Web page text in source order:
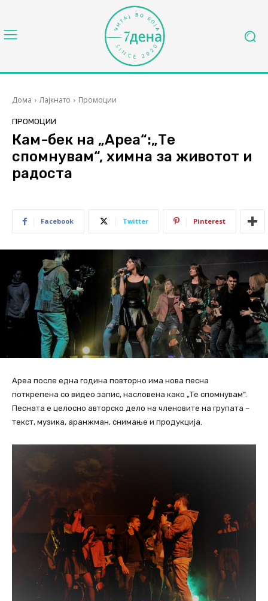
Дома Лајкнато Промоции
ПРОМОЦИИ
Кам-бек на „Ареа“:„Те
спомнувам“, химна за животот и
радоста
Facebook Twitter Pinterest
Ареа после една година повторно има нова песна
поткрепена со видео запис, насловена како „Те спомнувам“.
Песната е целосно авторско дело на членовите на групата –
текст, музика, аранжман, снимање и продукција.